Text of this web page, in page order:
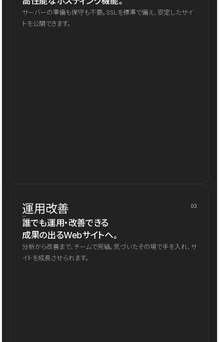
サーバーの準備も保守も不要。SSLを標準で備え、安定したサイ
トを公開できます。
運用改善 03
誰でも運用・改善できる
成果の出るWebサイトへ。
分析から改善まで、チームで完結。気づいたその場で手を入れ、サ
イトを成長させられます。